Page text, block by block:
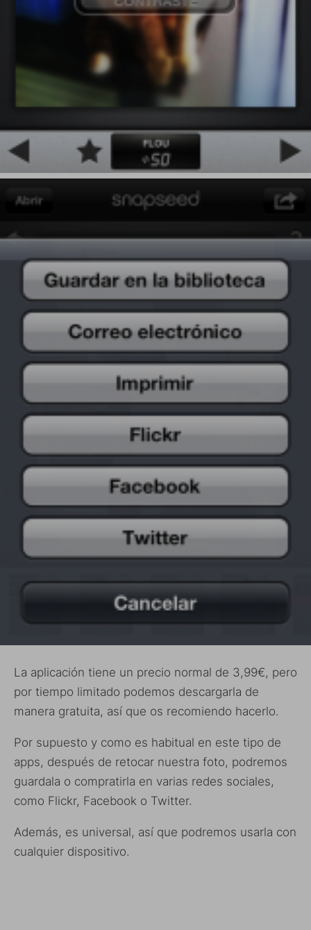
La aplicación tiene un precio normal de 3,99€, pero
por tiempo limitado podemos descargarla de
manera gratuita, así que os recomiendo hacerlo.
Por supuesto y como es habitual en este tipo de
apps, después de retocar nuestra foto, podremos
guardala o compratirla en varias redes sociales,
como Flickr, Facebook o Twitter.
Además, es universal, así que podremos usarla con
cualquier dispositivo.